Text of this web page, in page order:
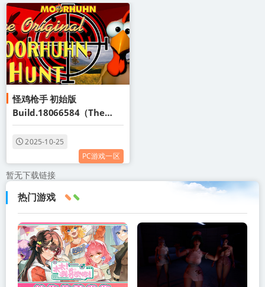
怪鸡枪手 初始版
Build.18066584（The
Original Moorhuhn
Hunt）免安装中文版
2025-10-25
PC游戏一区
暂无下载链接
热门游戏